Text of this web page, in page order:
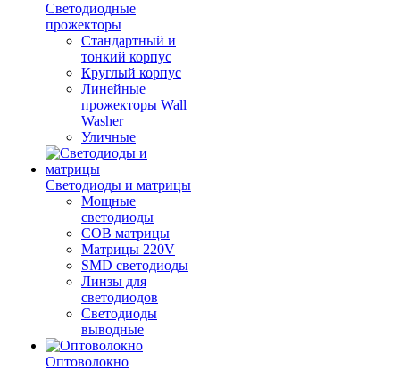
Светодиодные
прожекторы
Стандартный и
тонкий корпус
Круглый корпус
Линейные
прожекторы Wall
Washer
Уличные
Светодиоды и матрицы
Мощные
светодиоды
COB матрицы
Матрицы 220V
SMD светодиоды
Линзы для
светодиодов
Светодиоды
выводные
Оптоволокно